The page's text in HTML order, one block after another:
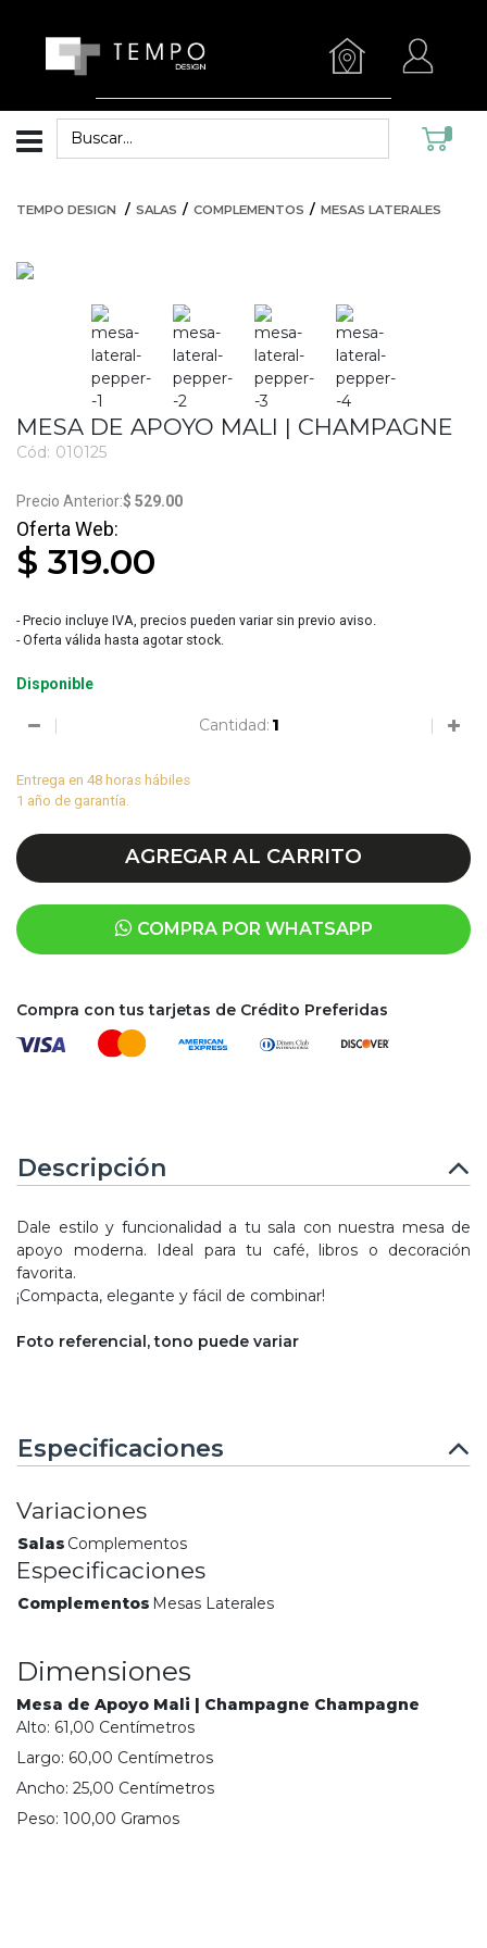
TEMPO DESIGN SALAS COMPLEMENTOS MESAS LATERALES
MESA DE APOYO MALI | CHAMPAGNE
Cód: 010125
$ 529.00
$ 319.00
- Precio incluye IVA, precios pueden variar sin previo aviso.
- Oferta válida hasta agotar stock.
Disponible
Cantidad:
Entrega en 48 horas hábiles
1 año de garantía.
AGREGAR AL CARRITO
COMPRA POR WHATSAPP
Compra con tus tarjetas de Crédito Preferidas
Descripción
Dale estilo y funcionalidad a tu sala con nuestra mesa de
apoyo moderna. Ideal para tu café, libros o decoración
favorita.
¡Compacta, elegante y fácil de combinar!
Foto referencial, tono puede variar
Especificaciones
Variaciones
Salas Complementos
Especificaciones
Complementos Mesas Laterales
Dimensiones
Mesa de Apoyo Mali | Champagne Champagne
Alto: 61,00 Centímetros
Largo: 60,00 Centímetros
Ancho: 25,00 Centímetros
Peso: 100,00 Gramos